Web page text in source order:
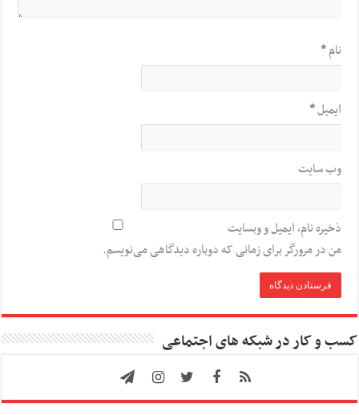
نام*
ایمیل*
وب‌ سایت
ذخیره نام، ایمیل و وبسایت
من در مرورگر برای زمانی که دوباره دیدگاهی می‌نویسم.
کسب و کار در شبکه های اجتماعی